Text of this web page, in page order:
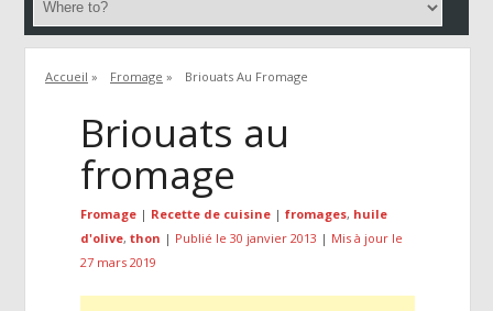
Accueil » Fromage » Briouats Au Fromage
Briouats au
fromage
Fromage | Recette de cuisine |fromages, huile
d'olive,thon | Publié le 30 janvier 2013 | Mis à jour le
27 mars 2019